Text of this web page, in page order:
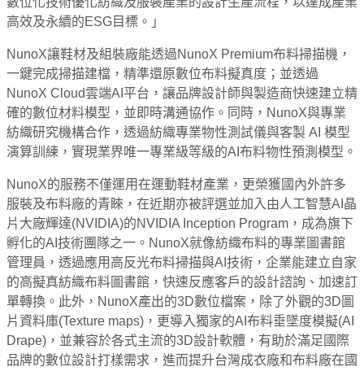
高效及永續的ESG目標。」
NunoX讓鞋材及組裝廠能透過NunoX Premium布料掃描機，
一鍵完成掃描建檔，精準還原數位布料擬真度；並透過
NunoX Cloud雲端AI平台，讓品牌設計師與製造商快速建立精
確的數位材料模型，並即時溝通協作。同時，NunoX與專業
紡織研究機構合作，透過紡織專業物性測試儀與客製 AI 模型
演算訓練，實現業界唯一專業級等級的AI布料物性預測模型。
NunoX的服務不僅運用在運動鞋材產業，更榮獲國內外許多
服裝及布料廠的青睞，在近期亦被評選並加入由人工智慧AI晶
片大廠輝達(NVIDIA)的NVIDIA Inception Program，成為旗下
孵化的AI技術團隊之一。NunoX就像紡織布料的專業圖書館
管理員，透過應用高反光布料掃描與AI技術，企業能建立自家
的高擬真紡織布料圖書館，快速反應客戶的設計諮詢、加速訂
單轉換。此外，NunoX產出的3D數位檔案，除了外觀的3D圖
片資料庫(Texture maps)，更導入獨家的AI布料垂墜度模擬(AI
Drape)，並兼容於各式主流的3D設計軟體，有助於滿足國際
品牌的數位設計打樣需求，進而提升台灣成衣廠和布料廠在國